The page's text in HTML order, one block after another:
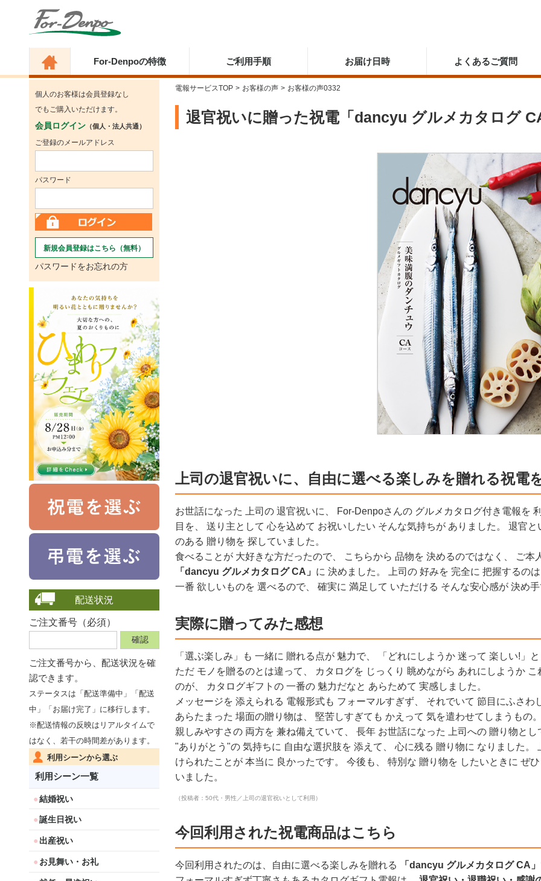
For-Denpoの特徴 ご利用手順 お届け日時 よくあるご質問
個人のお客様は会員登録なし
でもご購入いただけます。
会員ログイン （個人・法人共通）
ご登録のメールアドレス
パスワード
新規会員登録はこちら（無料）
パスワードをお忘れの方
配送状況
ご注文番号（必須）
ご注文番号から、 配送状況を確
認できます。
ステータスは「配送準備中」「配送
中」「お届け完了」に移行します。
※配送情報の反映はリアルタイムで
はなく、若干の時間差があります。
利用シーンから選ぶ
利用シーン一覧
結婚祝い
誕生日祝い
出産祝い
お見舞い・お礼
電報サービスTOP > お客様の声 > お客様の声0332
退官祝いに贈った祝電「dancyu グルメカタログ
上司の退官祝いに、自由に選べる楽しみを贈れる祝電
お世話になった 上司の 退官祝いに、 For-Denpoさんの グルメカタログ付き電報を
目を、 送り主として 心を込めて お祝いしたい そんな気持ちが ありました。 退官
のある 贈り物を 探していました。
食べることが 大好きな方だったので、 こちらから 品物を 決めるのではなく、 ご本
「dancyu グルメカタログ CA」 に 決めました。 上司の 好みを 完全に 把握するの
一番 欲しいものを 選べるので、 確実に 満足して いただける そんな安心感が 決め手
実際に贈ってみた感想
「選ぶ楽しみ」も 一緒に 贈れる点が 魅力で、 「どれにしようか 迷って 楽しい!」
ただ モノを贈るのとは違って、 カタログを じっくり 眺めながら あれにしようか
のが、 カタログギフトの 一番の 魅力だなと あらためて 実感しました。
メッセージを 添えられる 電報形式も フォーマルすぎず、 それでいて 節目にふさ
あらたまった 場面の贈り物は、 堅苦しすぎても かえって 気を遣わせてしまうもの
親しみやすさの 両方を 兼ね備えていて、 長年 お世話になった 上司への 贈り物とし
"ありがとう"の 気持ちに 自由な選択肢を 添えて、 心に残る 贈り物に なりました
けられたことが 本当に 良かったです。 今後も、 特別な 贈り物を したいときに ぜ
いました。
（投稿者：50代・男性／上司の退官祝いとして利用）
今回利用された祝電商品はこちら
今回利用されたのは、自由に選べる楽しみを贈れる 「dancyu グルメカタログ CA」